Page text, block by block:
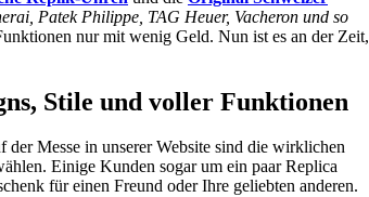
Patek Philippe, TAG Heuer, Vacheron und so
nur mit wenig Geld. Nun ist es an der Zeit,
Stile und voller Funktionen
Messe in unserer Website sind die wirklichen
Einige Kunden sogar um ein paar Replica
für einen Freund oder Ihre geliebten anderen.